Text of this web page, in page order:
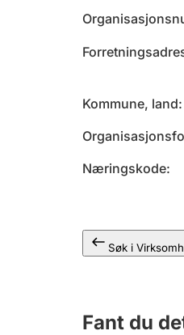
Kommune, land
Næringskode
Søk i
Fant du